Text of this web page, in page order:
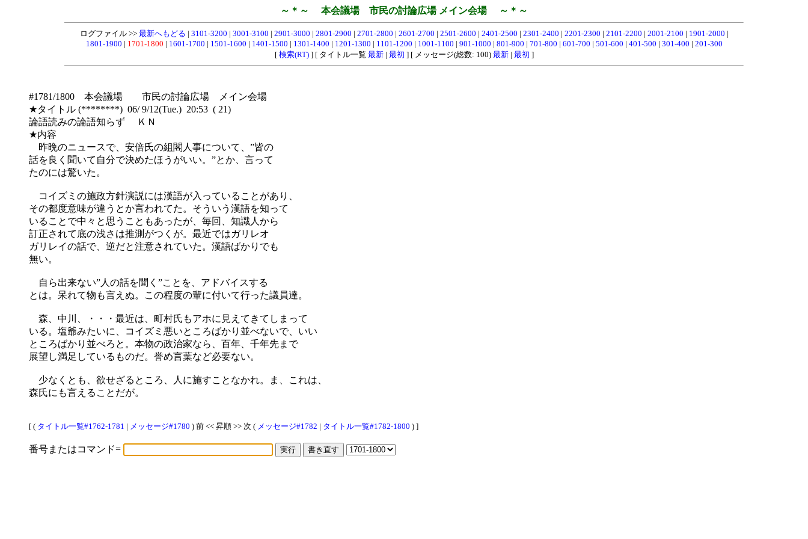
～＊～ 本会議場 市民の討論広場 メイン会場 ～＊～
ログファイル >> 最新へもどる | 3101-3200 | 3001-3100 | 2901-3000 | 2801-2900 | 2701-2800 | 2601-2700 | 2501-2600 | 2401-2500 | 2301-2400 | 2201-2300 | 2101-2200 | 2001-2100 | 1901-2000 |
1801-1900 | 1701-1800 | 1601-1700 | 1501-1600 | 1401-1500 | 1301-1400 | 1201-1300 | 1101-1200 | 1001-1100 | 901-1000 | 801-900 | 701-800 | 601-700 | 501-600 | 401-500 | 301-400 | 201-300
[ 検索(RT)] [ タイトル一覧 最新| 最初 ] [ メッセージ(総数: 100) 最新| 最初 ]
#1781/1800 本会議場 市民の討論広場 メイン会場
★タイトル (********) 06/ 9/12(Tue.) 20:53 ( 21)
論語読みの論語知らず ＫＮ
★内容
昨晩のニュースで、安倍氏の組閣人事について、”皆の
話を良く聞いて自分で決めたほうがいい。”とか、言って
たのには驚いた。
コイズミの施政方針演説には漢語が入っていることがあり、
その都度意味が違うとか言われてた。そういう漢語を知って
いることで中々と思うこともあったが、毎回、知識人から
訂正されて底の浅さは推測がつくが。最近ではガリレオ
ガリレイの話で、逆だと注意されていた。漢語ばかりでも
無い。
自ら出来ない”人の話を聞く”ことを、アドバイスする
とは。呆れて物も言えぬ。この程度の輩に付いて行った議員達。
森、中川、・・・最近は、町村氏もアホに見えてきてしまって
いる。塩爺みたいに、コイズミ悪いところばかり並べないで、いい
ところばかり並べろと。本物の政治家なら、百年、千年先まで
展望し満足しているものだ。誉め言葉など必要ない。
少なくとも、欲せざるところ、人に施すことなかれ。ま、これは、
森氏にも言えることだが。
[ ( タイトル一覧#1762-1781 | メッセージ#1780 ) 前 << 昇順 >> 次 ( メッセージ#1782 | タイトル一覧#1782-1800 ) ]
番号またはコマンド=